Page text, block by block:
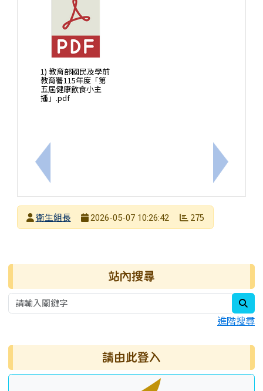
上一筆：「吉祥物＋口號」簡短有力的菸害防制宣
1) 教育部國民及學前
教育署115年度「第
五屆健康飲食小主
播」.pdf
下一筆：
發布者
衛生組長
2026-05-07 10:26:42 275
右邊區域內容 站內搜尋
進階搜尋
請由此登入